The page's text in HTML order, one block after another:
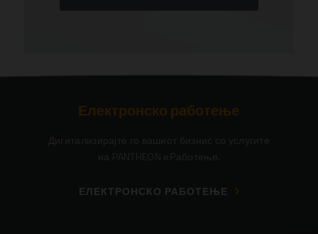
Електронско работење
Дигитализирајте го вашиот бизнис со услугите
на PANTHEON еРаботење.
ЕЛЕКТРОНСКО РАБОТЕЊЕ